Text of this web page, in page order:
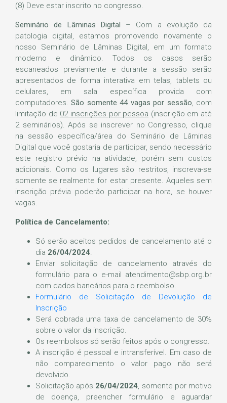
(8) Deve estar inscrito no congresso.
Seminário de Lâminas Digital – Com a evolução da
patologia digital, estamos promovendo novamente o
nosso Seminário de Lâminas Digital, em um formato
moderno e dinâmico. Todos os casos serão
escaneados previamente e durante a sessão serão
apresentados de forma interativa em telas, tablets ou
celulares, em sala específica provida com
computadores.São somente 44 vagas por sessão, com
limitação de 02 inscrições por pessoa (inscrição em até
2 seminários). Após se inscrever no Congresso, clique
na sessão específica/área do Seminário de Lâminas
Digital que você gostaria de participar, sendo necessário
este registro prévio na atividade, porém sem custos
adicionais. Como os lugares são restritos, inscreva-se
somente se realmente for estar presente. Aqueles sem
inscrição prévia poderão participar na hora, se houver
vagas.
Política de Cancelamento:
Só serão aceitos pedidos de cancelamento até o
dia 26/04/2024.
Enviar solicitação de cancelamento através do
formulário para o e-mail atendimento@sbp.org.br
com dados bancários para o reembolso.
Formulário de Solicitação de Devolução de
Inscrição
Será cobrada uma taxa de cancelamento de 30%
sobre o valor da inscrição.
Os reembolsos só serão feitos após o congresso.
A inscrição é pessoal e intransferível. Em caso de
não comparecimento o valor pago não será
devolvido.
Solicitação após 26/04/2024, somente por motivo
de doença, preencher formulário e aguardar